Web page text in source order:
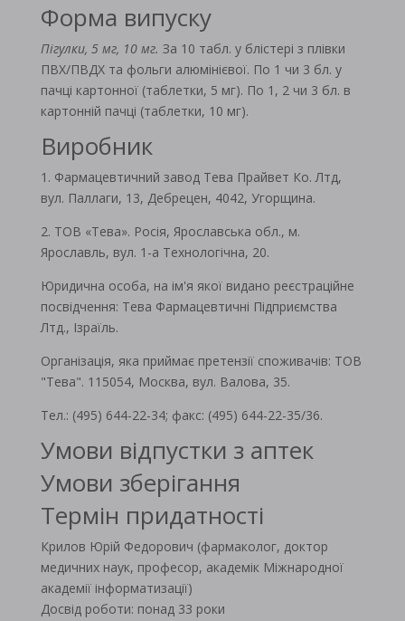
Форма випуску
Пігулки, 5 мг, 10 мг. За 10 табл. у блістері з плівки
ПВХ/ПВДХ та фольги алюмінієвої. По 1 чи 3 бл. у
пачці картонної (таблетки, 5 мг). По 1, 2 чи 3 бл. в
картонній пачці (таблетки, 10 мг).
Виробник
1. Фармацевтичний завод Тева Прайвет Ко. Лтд,
вул. Паллаги, 13, Дебрецен, 4042, Угорщина.
2. ТОВ «Тева». Росія, Ярославська обл., м.
Ярославль, вул. 1-а Технологічна, 20.
Юридична особа, на ім'я якої видано реєстраційне
посвідчення: Тева Фармацевтичні Підприємства
Лтд., Ізраїль.
Організація, яка приймає претензії споживачів: ТОВ
"Тева". 115054, Москва, вул. Валова, 35.
Тел.: (495) 644-22-34; факс: (495) 644-22-35/36.
Умови відпустки з аптек
Умови зберігання
Термін придатності
Крилов Юрій Федорович (фармаколог, доктор
медичних наук, професор, академік Міжнародної
академії інформатизації)
Досвід роботи: понад 33 роки